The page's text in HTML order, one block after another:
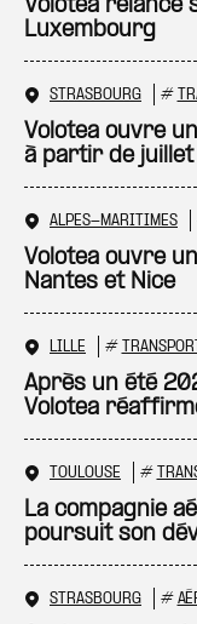
Volotea relance
Luxembourg
STRASBOURG #
Volotea ouvre
à partir de juillet
ALPES-MARITIMES
Volotea ouvre
Nantes et Nice
LILLE #
Après un été
Volotea
TOULOUSE #
La compagnie
poursuit son
STRASBOURG #